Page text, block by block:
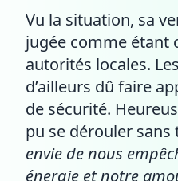
Vu la situation, sa
jugée comme étant
autorités locales.
d’ailleurs dû faire
de sécurité.
pu se dérouler sans
envie de nous
énergie et notre